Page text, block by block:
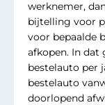
werknemer,
bijtelling voor
voor bepaalde
afkopen. In dat
bestelauto per
bestelauto
doorlopend